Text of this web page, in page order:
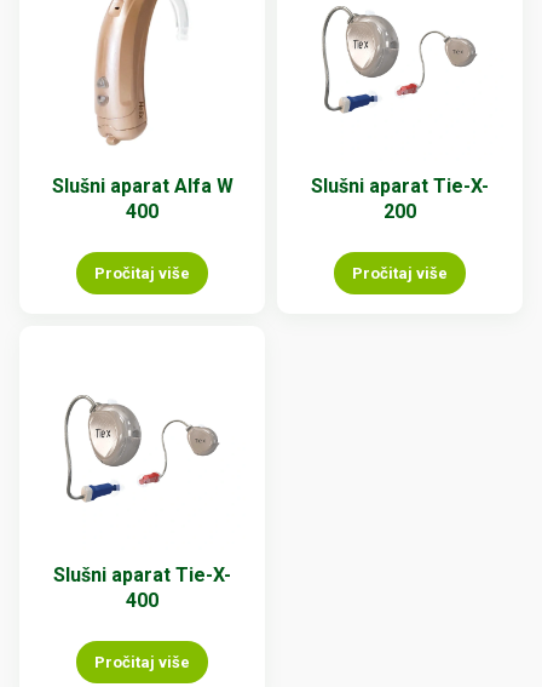
Slušni aparat Alfa W
400
Pročitaj više
Slušni aparat Tie-X-
200
Pročitaj više
Slušni aparat Tie-X-
400
Pročitaj više